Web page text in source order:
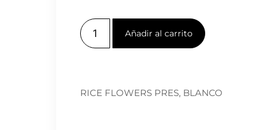
Añadir al carrito
RICE FLOWERS PRES, BLANCO